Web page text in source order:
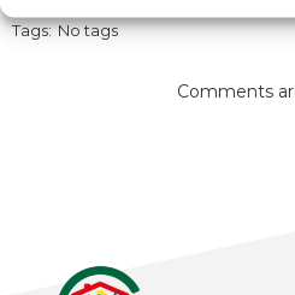
Tags: No tags
Comments